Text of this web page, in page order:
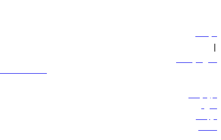
سياساتنا
|
الشروط والأحكام
600 544 445
حجز الرحلات
العروض
الوجهات
الأمتعة